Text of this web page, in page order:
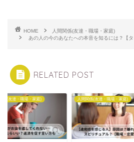
HOME
人間関係(友達・職場・家庭)
あの人の今のあなたへの本音を知るには？【
RELATED POST
係(友達・職場・家庭) 人間関係(友達・職場・家庭)